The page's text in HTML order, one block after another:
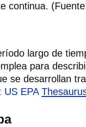
continua.
largo de
para
se desarrollan
US EPA